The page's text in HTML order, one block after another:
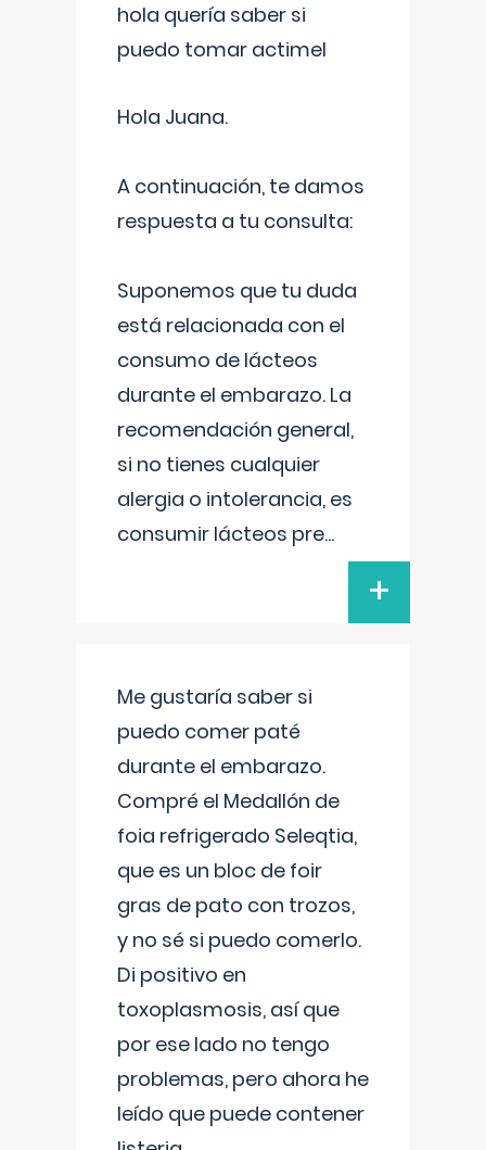
hola quería saber si
puedo tomar actimel
Hola Juana.
A continuación, te damos
respuesta a tu consulta:
Suponemos que tu duda
está relacionada con el
consumo de lácteos
durante el embarazo. La
recomendación general,
si no tienes cualquier
alergia o intolerancia, es
consumir lácteos pre...
+
Me gustaría saber si
puedo comer paté
durante el embarazo.
Compré el Medallón de
foia refrigerado Seleqtia,
que es un bloc de foir
gras de pato con trozos,
y no sé si puedo comerlo.
Di positivo en
toxoplasmosis, así que
por ese lado no tengo
problemas, pero ahora he
leído que puede contener